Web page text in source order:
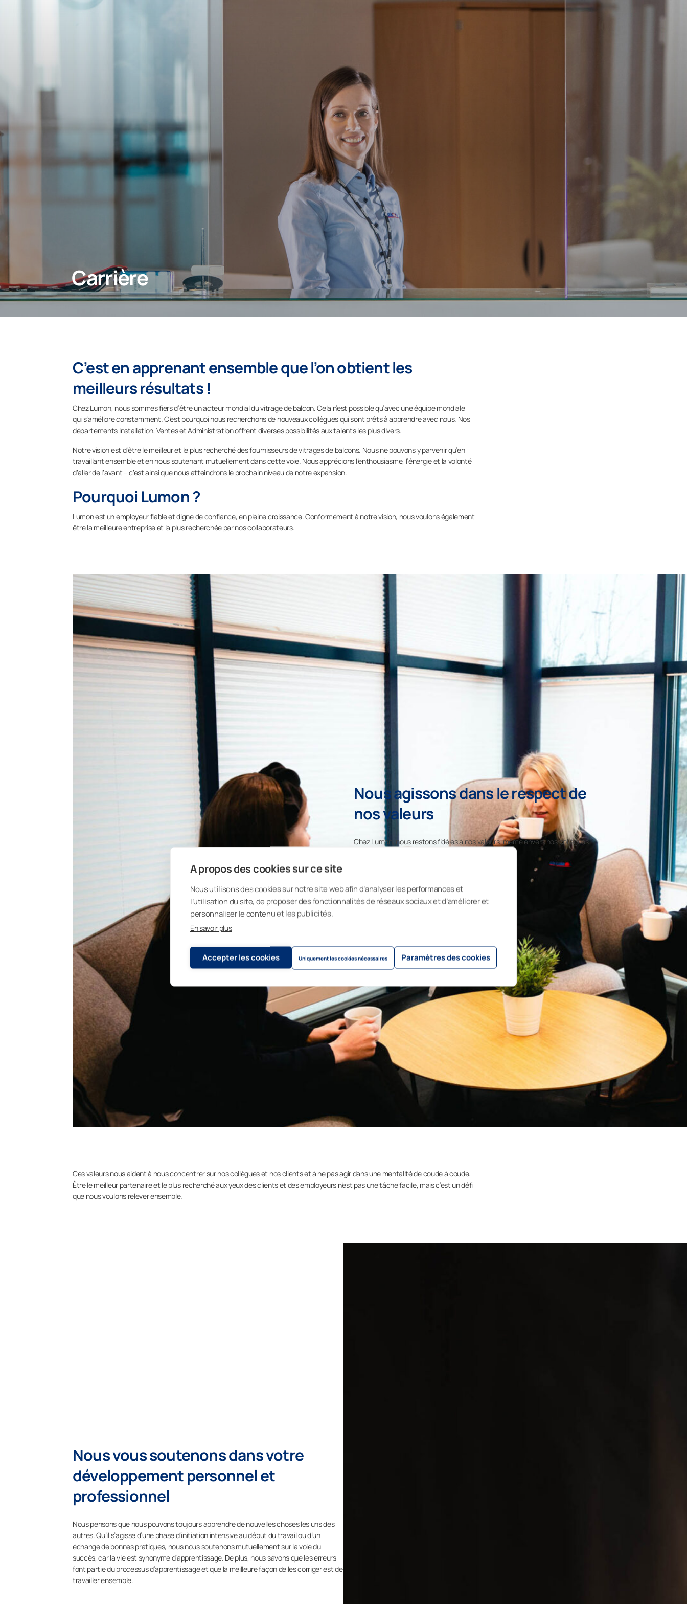
À propos des cookies sur ce site
Nous utilisons des cookies sur notre site web afin d’analyser les performances et
l’utilisation du site, de proposer des fonctionnalités de réseaux sociaux et d’améliorer et
personnaliser le contenu et les publicités.
En savoir plus
Accepter les cookies Uniquement les cookies nécessaires Paramètres des cookies
Carrière
C’est en apprenant ensemble que l’on obtient les
meilleurs résultats !
Chez Lumon, nous sommes fiers d’être un acteur mondial du vitrage de balcon. Cela n’est possible qu’avec une équipe mondiale
qui s’améliore constamment. C’est pourquoi nous recherchons de nouveaux collègues qui sont prêts à apprendre avec nous. Nos
départements Installation, Ventes et Administration offrent diverses possibilités aux talents les plus divers.
Notre vision est d’être le meilleur et le plus recherché des fournisseurs de vitrages de balcons. Nous ne pouvons y parvenir qu’en
travaillant ensemble et en nous soutenant mutuellement dans cette voie. Nous apprécions l’enthousiasme, l’énergie et la volonté
d’aller de l’avant – c’est ainsi que nous atteindrons le prochain niveau de notre expansion.
Pourquoi Lumon ?
Lumon est un employeur fiable et digne de confiance, en pleine croissance. Conformément à notre vision, nous voulons également
être la meilleure entreprise et la plus recherchée par nos collaborateurs.
Nous agissons dans le respect de
nos valeurs
Chez Lumon, nous restons fidèles à nos valeurs, même envers nos collègues
Nous tenons nos promesses
Nous construisons l’avenir ensemble.
Ces valeurs nous aident à nous concentrer sur nos collègues et nos clients et à ne pas agir dans une mentalité de coude à coude.
Être le meilleur partenaire et le plus recherché aux yeux des clients et des employeurs n’est pas une tâche facile, mais c’est un défi
que nous voulons relever ensemble.
Nous vous soutenons dans votre
développement personnel et
professionnel
Nous pensons que nous pouvons toujours apprendre de nouvelles choses les uns des
autres. Qu’il s’agisse d’une phase d’initiation intensive au début du travail ou d’un
échange de bonnes pratiques, nous nous soutenons mutuellement sur la voie du
succès, car la vie est synonyme d’apprentissage. De plus, nous savons que les erreurs
font partie du processus d’apprentissage et que la meilleure façon de les corriger est de
travailler ensemble.